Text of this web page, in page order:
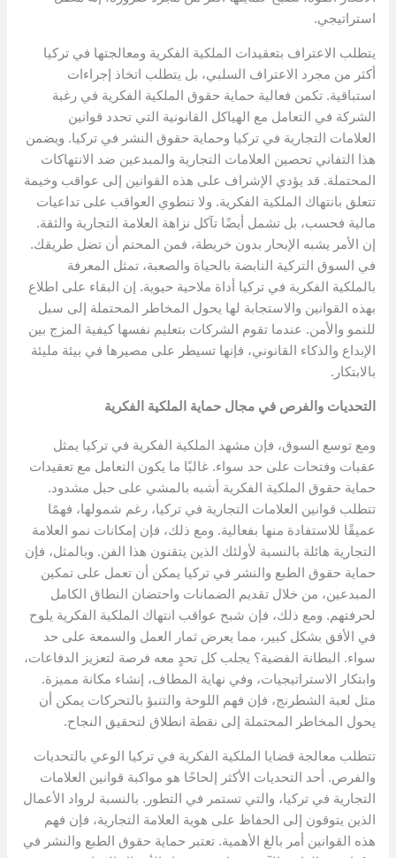
استراتيجي.
يتطلب الاعتراف بتعقيدات الملكية الفكرية ومعالجتها في تركيا
أكثر من مجرد الاعتراف السلبي، بل يتطلب اتخاذ إجراءات
استباقية. تكمن فعالية حماية حقوق الملكية الفكرية في رغبة
الشركة في التعامل مع الهياكل القانونية التي تحدد قوانين
العلامات التجارية في تركيا وحماية حقوق النشر في تركيا. ويضمن
هذا التفاني تحصين العلامات التجارية والمبدعين ضد الانتهاكات
المحتملة. قد يؤدي الإشراف على هذه القوانين إلى عواقب وخيمة
تتعلق بانتهاك الملكية الفكرية. ولا تنطوي العواقب على تداعيات
مالية فحسب، بل تشمل أيضًا تآكل نزاهة العلامة التجارية والثقة.
إن الأمر يشبه الإبحار بدون خريطة، فمن المحتم أن تضل طريقك.
في السوق التركية النابضة بالحياة والصعبة، تمثل المعرفة
بالملكية الفكرية في تركيا أداة ملاحية حيوية. إن البقاء على اطلاع
بهذه القوانين والاستجابة لها يحول المخاطر المحتملة إلى سبل
للنمو والأمن. عندما تقوم الشركات بتعليم نفسها كيفية المزج بين
الإبداع والذكاء القانوني، فإنها تسيطر على مصيرها في بيئة مليئة
بالابتكار.
التحديات والفرص في مجال حماية الملكية الفكرية
ومع توسع السوق، فإن مشهد الملكية الفكرية في تركيا يمثل
عقبات وفتحات على حد سواء. غالبًا ما يكون التعامل مع تعقيدات
حماية حقوق الملكية الفكرية أشبه بالمشي على حبل مشدود.
تتطلب قوانين العلامات التجارية في تركيا، رغم شمولها، فهمًا
عميقًا للاستفادة منها بفعالية. ومع ذلك، فإن إمكانات نمو العلامة
التجارية هائلة بالنسبة لأولئك الذين يتقنون هذا الفن. وبالمثل، فإن
حماية حقوق الطبع والنشر في تركيا يمكن أن تعمل على تمكين
المبدعين، من خلال تقديم الضمانات واحتضان النطاق الكامل
لحرفتهم. ومع ذلك، فإن شبح عواقب انتهاك الملكية الفكرية يلوح
في الأفق بشكل كبير، مما يعرض ثمار العمل والسمعة على حد
سواء. البطانة الفضية؟ يجلب كل تحدٍ معه فرصة لتعزيز الدفاعات،
وابتكار الاستراتيجيات، وفي نهاية المطاف، إنشاء مكانة مميزة.
مثل لعبة الشطرنج، فإن فهم اللوحة والتنبؤ بالتحركات يمكن أن
يحول المخاطر المحتملة إلى نقطة انطلاق لتحقيق النجاح.
تتطلب معالجة قضايا الملكية الفكرية في تركيا الوعي بالتحديات
والفرص. أحد التحديات الأكثر إلحاحًا هو مواكبة قوانين العلامات
التجارية في تركيا، والتي تستمر في التطور. بالنسبة لرواد الأعمال
الذين يتوقون إلى الحفاظ على هوية العلامة التجارية، فإن فهم
هذه القوانين أمر بالغ الأهمية. تعتبر حماية حقوق الطبع والنشر في